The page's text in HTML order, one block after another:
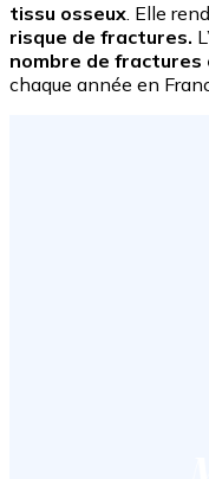
tissu osseux. Elle
risque de fractures.
nombre de fractures
chaque année en